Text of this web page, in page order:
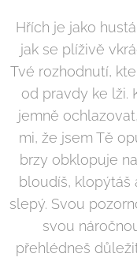
Hřích je jako
jak se plíživě
Tvé rozhodnutí,
od pravdy ke lži.
jemně
mi, že jsem Tě
brzy obklopuje
bloudíš, klopýtáš
slepý. Svou
svou
přehlédneš